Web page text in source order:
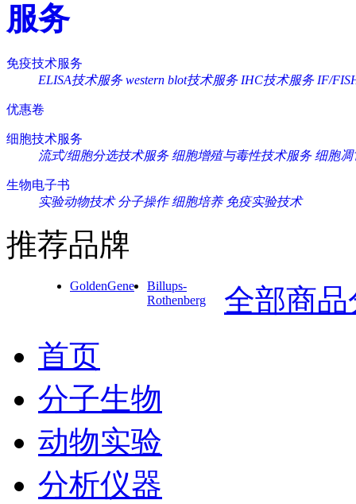
服务
免疫技术服务
ELISA技术服务 western blot技术服务 IHC技术服务 IF/
优惠卷
细胞技术服务
流式/细胞分选技术服务 细胞增殖与毒性技术服务 细胞
生物电子书
实验动物技术 分子操作 细胞培养 免疫实验技术
推荐品牌
GoldenGene
Billups-
Rothenberg
全部商品
首页
分子生物
动物实验
分析仪器